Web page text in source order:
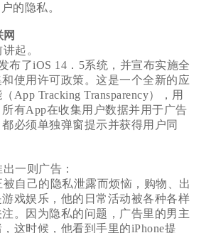
的隐私。
起。
布了iOS 14．5系统，并宣布实施全
使用许可政策。这是一个全新的应
App Tracking Transparency），用
有App在收集用户数据并用于广告
必须单独弹窗提示并获得用户同
一则广告：
自己的隐私泄露而烦恼，购物、出
戏娱乐，他的日常活动被各种各样
。因为隐私的问题，广告里的男主
这时候，他看到手里的iPhone提